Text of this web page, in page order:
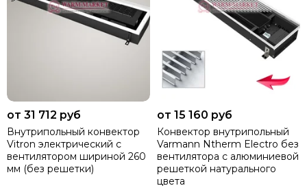
от 31 712 руб
Внутрипольный конвектор
Vitron электрический с
вентилятором шириной 260
мм (без решетки)
от 15 160 руб
Конвектор внутрипольный
Varmann Ntherm Electro без
вентилятора c алюминиевой
решеткой натурального
цвета